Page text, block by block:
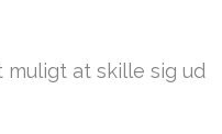
muligt at skille sig ud